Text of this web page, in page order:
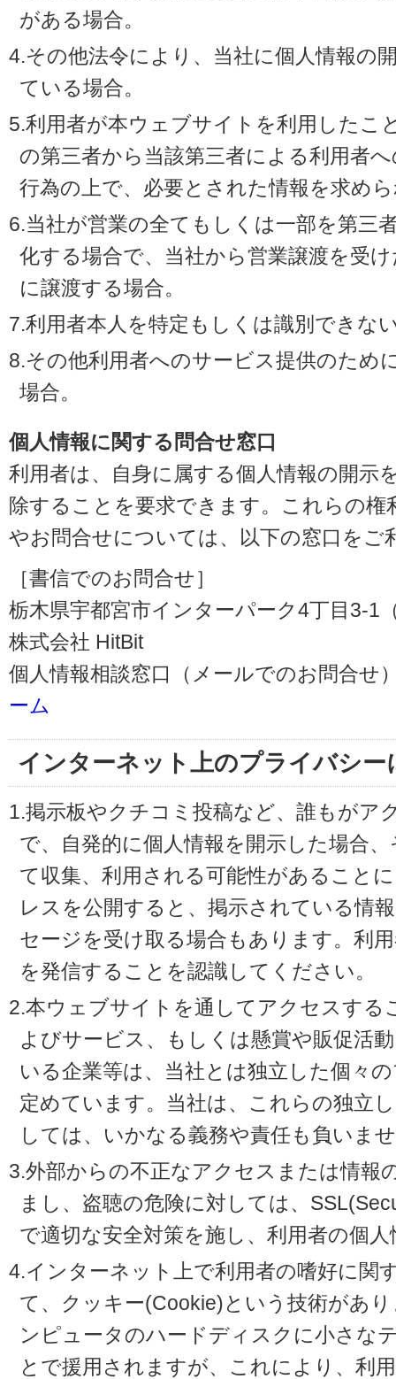
がある場合。
4.その他法令により、当社に個人情報の
ている場合。
5.利用者が本ウェブサイトを利用したこ
の第三者から当該第三者による利用者
行為の上で、必要とされた情報を求め
6.当社が営業の全てもしくは一部を第三
化する場合で、当社から営業譲渡を受
に譲渡する場合。
7.利用者本人を特定もしくは識別できな
8.その他利用者へのサービス提供のため
場合。
個人情報に関する問合せ窓口
利用者は、自身に属する個人情報の開示
除することを要求できます。これらの権
やお問合せについては、以下の窓口をご
［書信でのお問合せ］
栃木県宇都宮市インターパーク4丁目3-1
株式会社 HitBit
個人情報相談窓口（メールでのお問合せ
ーム
インターネット上のプライバシー
1.掲示板やクチコミ投稿など、誰もがア
で、自発的に個人情報を開示した場合
て収集、利用される可能性があること
レスを公開すると、掲示されている情
セージを受け取る場合もあります。利
を発信することを認識してください。
2.本ウェブサイトを通してアクセスする
よびサービス、もしくは懸賞や販促活
いる企業等は、当社とは独立した個々
定めています。当社は、これらの独立
しては、いかなる義務や責任も負いま
3.外部からの不正なアクセスまたは情報
まし、盗聴の危険に対しては、
で適切な安全対策を施し、利用者の個
4.インターネット上で利用者の嗜好に関
て、クッキー(Cookie)という技術があ
ンピュータのハードディスクに小さな
とで援用されますが、これにより、利